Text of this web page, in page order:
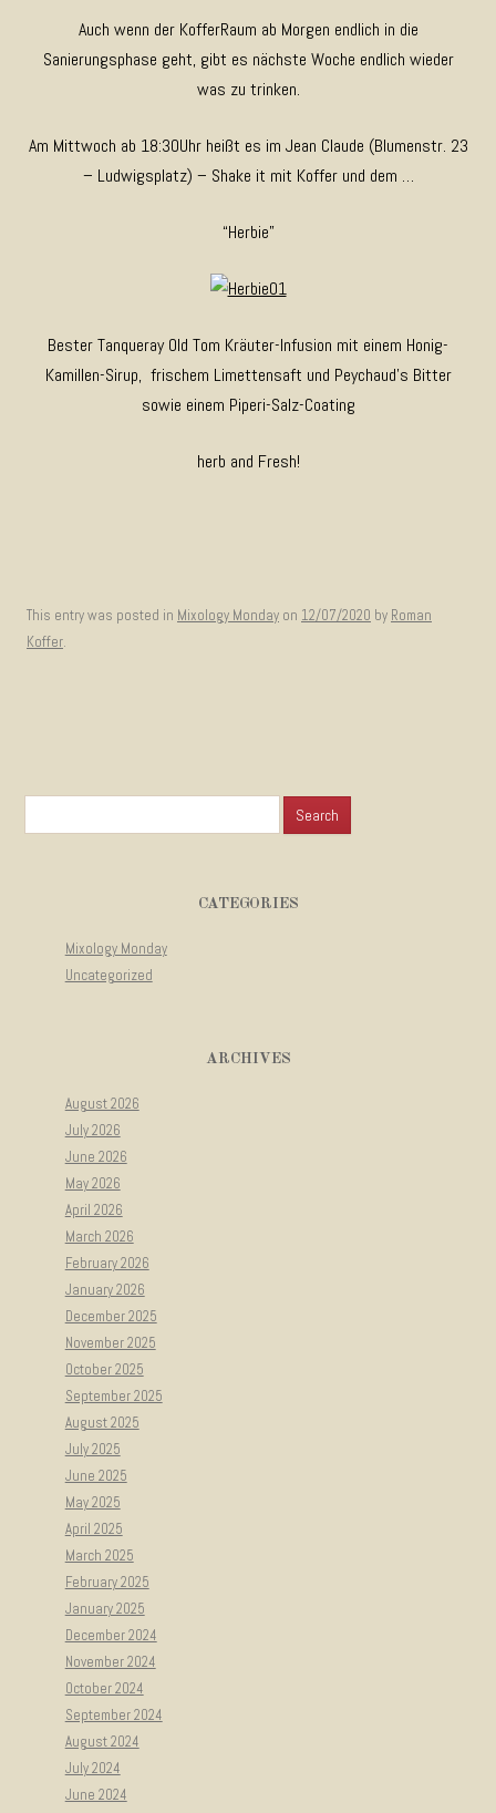
Auch wenn der KofferRaum ab Morgen endlich in die
Sanierungsphase geht, gibt es nächste Woche endlich wieder
was zu trinken.
Am Mittwoch ab 18:30Uhr heißt es im Jean Claude (Blumenstr. 23
– Ludwigsplatz) – Shake it mit Koffer und dem …
“Herbie”
Bester Tanqueray Old Tom Kräuter-Infusion mit einem Honig-
Kamillen-Sirup, frischem Limettensaft und Peychaud’s Bitter
sowie einem Piperi-Salz-Coating
herb and Fresh!
This entry was posted in Mixology Monday on 12/07/2020 by Roman
Koffer.
CATEGORIES
Mixology Monday
Uncategorized
ARCHIVES
August 2026
July 2026
June 2026
May 2026
April 2026
March 2026
February 2026
January 2026
December 2025
November 2025
October 2025
September 2025
August 2025
July 2025
June 2025
May 2025
April 2025
March 2025
February 2025
January 2025
December 2024
November 2024
October 2024
September 2024
August 2024
July 2024
June 2024